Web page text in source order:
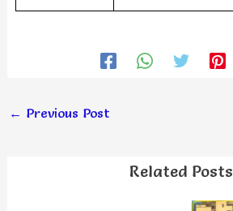
← Previous Post
Related Posts